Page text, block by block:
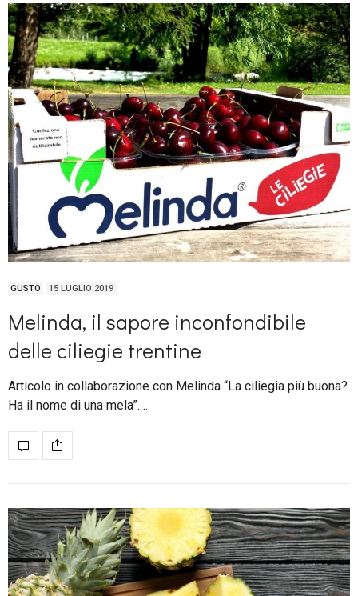
GUSTO 15 LUGLIO 2019
Melinda, il sapore inconfondibile
delle ciliegie trentine
Articolo in collaborazione con Melinda “La ciliegia più buona?
Ha il nome di una mela”.…